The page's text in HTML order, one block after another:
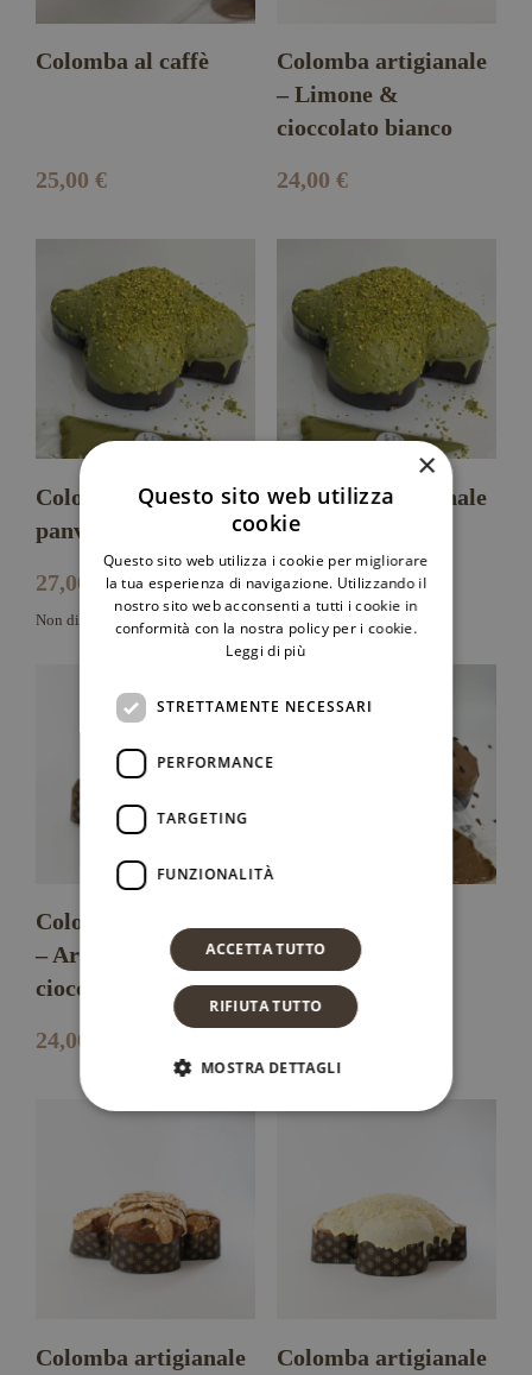
Colomba al caffè
25,00€
Colomba artigianale
– Limone &
cioccolato bianco
24,00 €
Colomba artigianale
panverde
27,00
€
Non disponibile
Colomba artigianale
– Pistacchio
25,00€
Colomba artigianale
– Arancia &
cioccolato
24,00
caramello
Colomba artigianale
Colomba artigianale
×
Questo sito web utilizza
cookie
Questo sito web utilizza i cookie per migliorare
la tua esperienza di navigazione. Utilizzando il
nostro sito web acconsenti a tutti i cookie in
conformità con la nostra policy per i cookie.
Leggi di più
STRETTAMENTE NECESSARI
PERFORMANCE
TARGETING
FUNZIONALITÀ
ACCETTA TUTTO
RIFIUTA TUTTO
MOSTRA DETTAGLI